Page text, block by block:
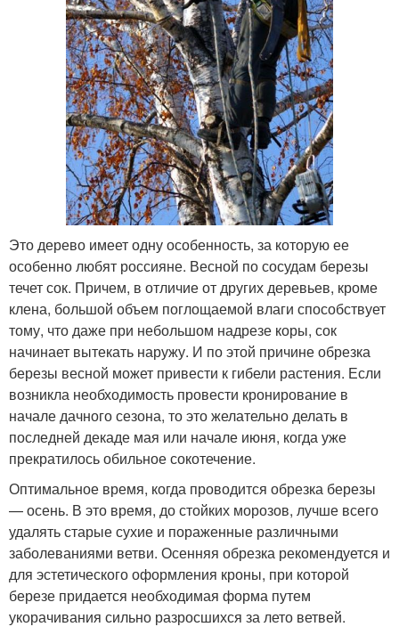
Это дерево имеет одну особенность, за которую ее
особенно любят россияне. Весной по сосудам березы
течет сок. Причем, в отличие от других деревьев, кроме
клена, большой объем поглощаемой влаги способствует
тому, что даже при небольшом надрезе коры, сок
начинает вытекать наружу. И по этой причине обрезка
березы весной может привести к гибели растения. Если
возникла необходимость провести кронирование в
начале дачного сезона, то это желательно делать в
последней декаде мая или начале июня, когда уже
прекратилось обильное сокотечение.
Оптимальное время, когда проводится обрезка березы
— осень. В это время, до стойких морозов, лучше всего
удалять старые сухие и пораженные различными
заболеваниями ветви. Осенняя обрезка рекомендуется и
для эстетического оформления кроны, при которой
березе придается необходимая форма путем
укорачивания сильно разросшихся за лето ветвей.